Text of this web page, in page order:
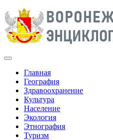
Главная
География
Здравоохранение
Культура
Население
Экология
Этнография
Туризм